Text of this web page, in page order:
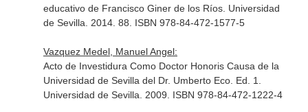
educativo de Francisco Giner de los Ríos. Universidad
de Sevilla. 2014. 88. ISBN 978-84-472-1577-5
Vazquez Medel, Manuel Angel:
Acto de Investidura Como Doctor Honoris Causa de la
Universidad de Sevilla del Dr. Umberto Eco. Ed. 1.
Universidad de Sevilla. 2009. ISBN 978-84-472-1222-4